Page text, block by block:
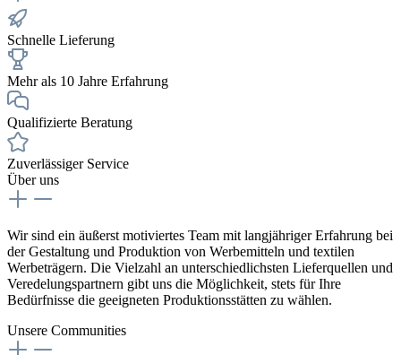
Schnelle Lieferung
Mehr als 10 Jahre Erfahrung
Qualifizierte Beratung
Zuverlässiger Service
Über uns
Wir sind ein äußerst motiviertes Team mit langjähriger Erfahrung bei
der Gestaltung und Produktion von Werbemitteln und textilen
Werbeträgern. Die Vielzahl an unterschiedlichsten Lieferquellen und
Veredelungspartnern gibt uns die Möglichkeit, stets für Ihre
Bedürfnisse die geeigneten Produktionsstätten zu wählen.
Unsere Communities